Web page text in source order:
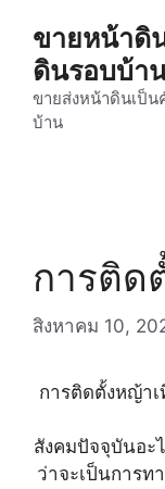
content
ขายหน้าดิ
ดินรอบบ้า
ขายส่งหน้าดินเป็
บ้าน
การติด
สิงหาคม 10,
การติดตั้งหญ้า
สังคมปัจจุบันอะ
ว่าจะเป็นการท